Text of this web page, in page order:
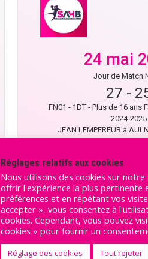
24 mai
Jour de Match
27 -
FN01 - 1DT - Plus de 16 ans
2024-2025
JEAN LEMPEREUR à
18 mai
Jour de Match
Réglages relatifs aux cookies
Nous utilisons des cookies sur
offrir l'expérience la plus pertinente
préférences et en répétant vos
accepter », vous consentez à
cookies. Cependant, vous pouvez
cookies » pour fournir un
Réglage des cookies Tout rejeter